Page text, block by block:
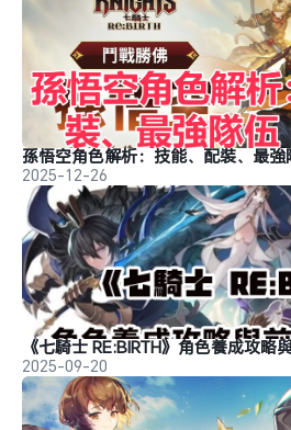
孫悟空角色解析：技能、配裝、最強
2025-12-26
《七騎士 RE:BIRTH》角色養成攻略
2025-09-20